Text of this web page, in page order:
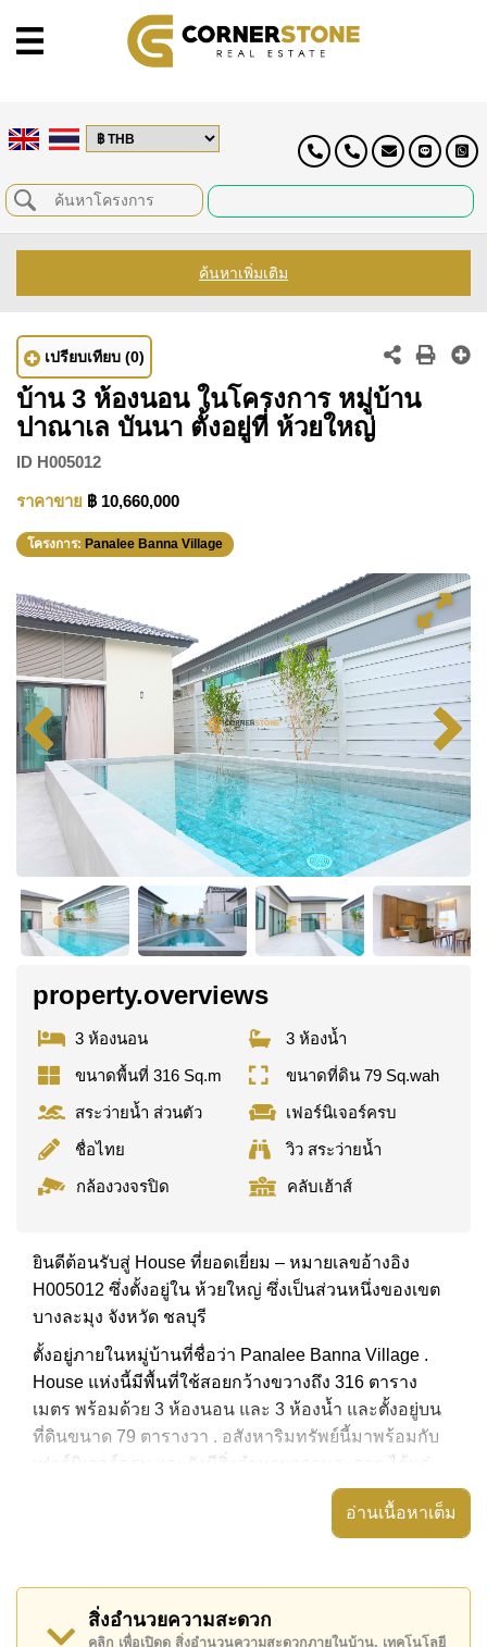
ค้นหาเพิ่มเติม
เปรียบเทียบ (0)
บ้าน 3 ห้องนอน ในโครงการ หมู่บ้าน
ปาณาเล บันนา ตั้งอยู่ที่ ห้วยใหญ่
ID H005012
ราคาขาย ฿ 10,660,000
โครงการ: Panalee Banna Village
property.overviews
3 ห้องนอน
3 ห้องน้ำ
ขนาดพื้นที่ 316 Sq.m
ขนาดที่ดิน 79 Sq.wah
สระว่ายน้ำ ส่วนตัว
เฟอร์นิเจอร์ครบ
ชื่อไทย
วิว สระว่ายน้ำ
กล้องวงจรปิด
คลับเฮ้าส์
ยินดีต้อนรับสู่ House ที่ยอดเยี่ยม – หมายเลขอ้างอิง
H005012 ซึ่งตั้งอยู่ใน ห้วยใหญ่ ซึ่งเป็นส่วนหนึ่งของเขต
บางละมุง จังหวัด ชลบุรี
ตั้งอยู่ภายในหมู่บ้านที่ชื่อว่า Panalee Banna Village .
House แห่งนี้มีพื้นที่ใช้สอยกว้างขวางถึง 316 ตาราง
เมตร พร้อมด้วย 3 ห้องนอน และ 3 ห้องน้ำ และตั้งอยู่บน
ที่ดินขนาด 79 ตารางวา . อสังหาริมทรัพย์นี้มาพร้อมกับ
เฟอร์นิเจอร์ครบ และยังมีสิ่งอำนวยความสะดวก ได้แก่
อสังหาริมทรัพย์นี้สามารถใช้ สระว่ายน้ำ ส่วนตัว ได้
กลาง ได้แก่ รักษาความปลอดภัย 24 ชั่วโมง, ทางเข้ามีไม้
กั้น, กล้องวงจรปิด, ฟิตเนส
อ่านเนื้อหาเต็ม
สิ่งอำนวยความสะดวก
คลิก เพื่อเปิดดู สิ่งอำนวนความสะดวกภายในบ้าน. เทคโนโลยี